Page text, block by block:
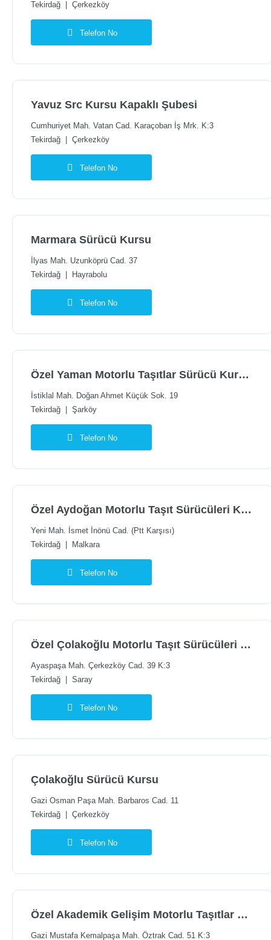
Tekirdağ
Çerkezköy
Telefon No
Yavuz Src Kursu Kapaklı Şubesi
Cumhuriyet Mah. Vatan Cad. Karaçoban İş Mrk. K:3
Tekirdağ
Çerkezköy
Telefon No
Marmara Sürücü Kursu
İlyas Mah. Uzunköprü Cad. 37
Tekirdağ
Hayrabolu
Telefon No
Özel Yaman Motorlu Taşıtlar Sürücü Kursu Şarköy Şubesi
İstiklal Mah. Doğan Ahmet Küçük Sok. 19
Tekirdağ
Şarköy
Telefon No
Özel Aydoğan Motorlu Taşıt Sürücüleri Kursu
Yeni Mah. İsmet İnönü Cad. (Ptt Karşısı)
Tekirdağ
Malkara
Telefon No
Özel Çolakoğlu Motorlu Taşıt Sürücüleri Kursu Saray Şubesi
Ayaspaşa Mah. Çerkezköy Cad. 39 K:3
Tekirdağ
Saray
Telefon No
Çolakoğlu Sürücü Kursu
Gazi Osman Paşa Mah. Barbaros Cad. 11
Tekirdağ
Çerkezköy
Telefon No
Özel Akademik Gelişim Motorlu Taşıtlar Sürücü Kursu
Gazi Mustafa Kemalpaşa Mah. Öztrak Cad. 51 K:3